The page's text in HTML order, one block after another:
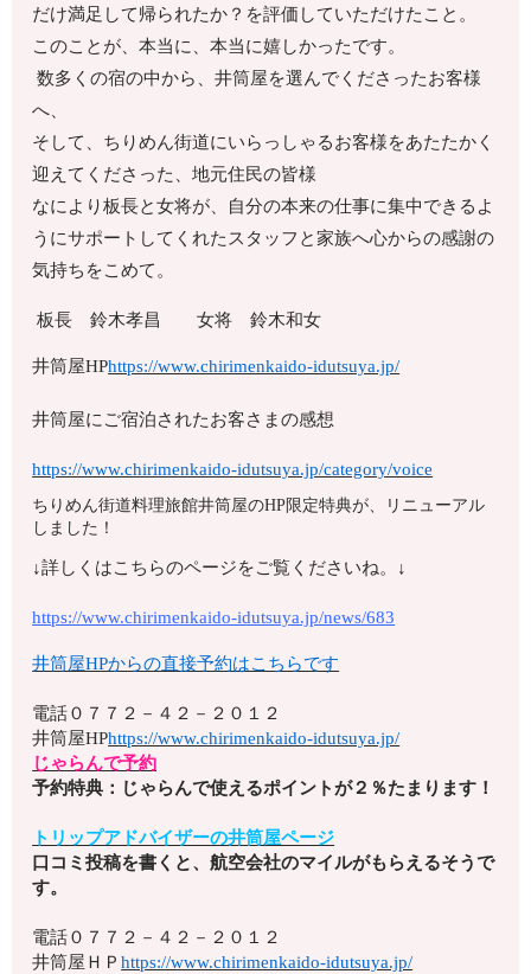
だけ満足して帰られたか？を評価していただけたこと。
このことが、本当に、本当に嬉しかったです。
数多くの宿の中から、井筒屋を選んでくださったお客様
へ、
そして、ちりめん街道にいらっしゃるお客様をあたたかく
迎えてくださった、地元住民の皆様
なにより板長と女将が、自分の本来の仕事に集中できるよ
うにサポートしてくれたスタッフと家族へ心からの感謝の
気持ちをこめて。
板長 鈴木孝昌 女将 鈴木和女
井筒屋HPhttps://www.chirimenkaido-idutsuya.jp/
井筒屋にご宿泊されたお客さまの感想
https://www.chirimenkaido-idutsuya.jp/category/voice
ちりめん街道料理旅館井筒屋のHP限定特典が、リニューアル
しました！
↓詳しくはこちらのページをご覧くださいね。↓
https://www.chirimenkaido-idutsuya.jp/news/683
井筒屋HPからの直接予約はこちらです
電話０７７２－４２－２０１２
井筒屋HPhttps://www.chirimenkaido-idutsuya.jp/
じゃらんで予約
予約特典：じゃらんで使えるポイントが２％たまります！
トリップアドバイザーの井筒屋ページ
口コミ投稿を書くと、航空会社のマイルがもらえるそうで
す。
電話０７７２－４２－２０１２
井筒屋ＨＰhttps://www.chirimenkaido-idutsuya.jp/